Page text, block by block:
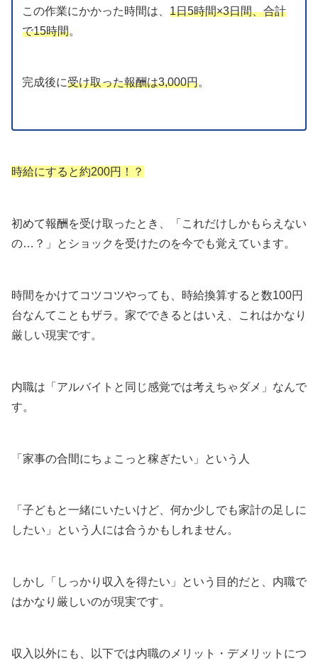
この作業にかかった時間は、 1日5時間×3日間、合計
で15時間。
完成後に受け取った報酬は3,000円。
時給にすると約200円！？
初めて報酬を受け取ったとき、「これだけしかもらえない
の…？」とショックを受けたのを今でも覚えています。
時間をかけてコツコツやっても、時給換算すると数100円
台なんてこともザラ。家でできるとはいえ、これはかなり
厳しい現実です。
内職は「アルバイトと同じ感覚では考えちゃダメ」なんで
す。
「家事の合間にちょこっと稼ぎたい」という人
「子どもと一緒にいたいけど、何か少しでも家計の足しに
したい」という人には合うかもしれません。
しかし「しっかり収入を得たい」という目的だと、内職で
はかなり厳しいのが現実です。
収入以外にも、以下では内職のメリット・デメリットにつ